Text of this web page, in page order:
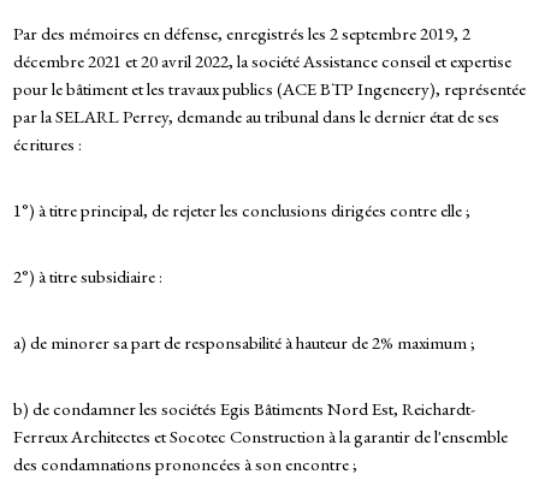
Par des mémoires en défense, enregistrés les 2 septembre 2019, 2
décembre 2021 et 20 avril 2022, la société Assistance conseil et expertise
pour le bâtiment et les travaux publics (ACE BTP Ingeneery), représentée
par la SELARL Perrey, demande au tribunal dans le dernier état de ses
écritures :
1°) à titre principal, de rejeter les conclusions dirigées contre elle ;
2°) à titre subsidiaire :
a) de minorer sa part de responsabilité à hauteur de 2% maximum ;
b) de condamner les sociétés Egis Bâtiments Nord Est, Reichardt-
Ferreux Architectes et Socotec Construction à la garantir de l'ensemble
des condamnations prononcées à son encontre ;